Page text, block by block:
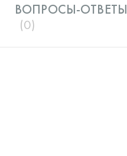
ВОПРОСЫ-ОТВЕТЫ
(0)